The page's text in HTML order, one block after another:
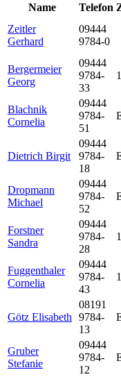
Name
Telefon
Zeitler
Gerhard
09444
9784-0
Bergermeier
Georg
09444
9784-
33
Blachnik
Cornelia
09444
9784-
51
Dietrich Birgit
09444
9784-
18
Dropmann
Michael
09444
9784-
52
Forstner
Sandra
09444
9784-
28
Fuggenthaler
Cornelia
09444
9784-
43
Götz Elisabeth
08191
9784-
13
Gruber
Stefanie
09444
9784-
12